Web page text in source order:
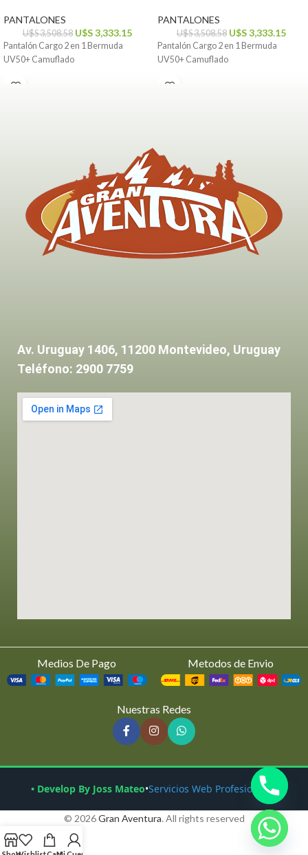
PANTALONES
U$S3,508.58 U$S3,333.15
Pantalón Cargo 2 en 1 Bermuda
UV50+ Camuflado
PANTALONES
U$S3,508.58 U$S3,333.15
Pantalón Cargo 2 en 1 Bermuda
UV50+ Camuflado
Av. Uruguay 1406, 11200 Montevideo, Uruguay
Teléfono: 2900 7759
Medios De Pago Metodos de Envio
Nuestras Redes
• Develop By Joss Mateo•Servicios Web Profesionales
© 2026Gran Aventura. All rights reserved